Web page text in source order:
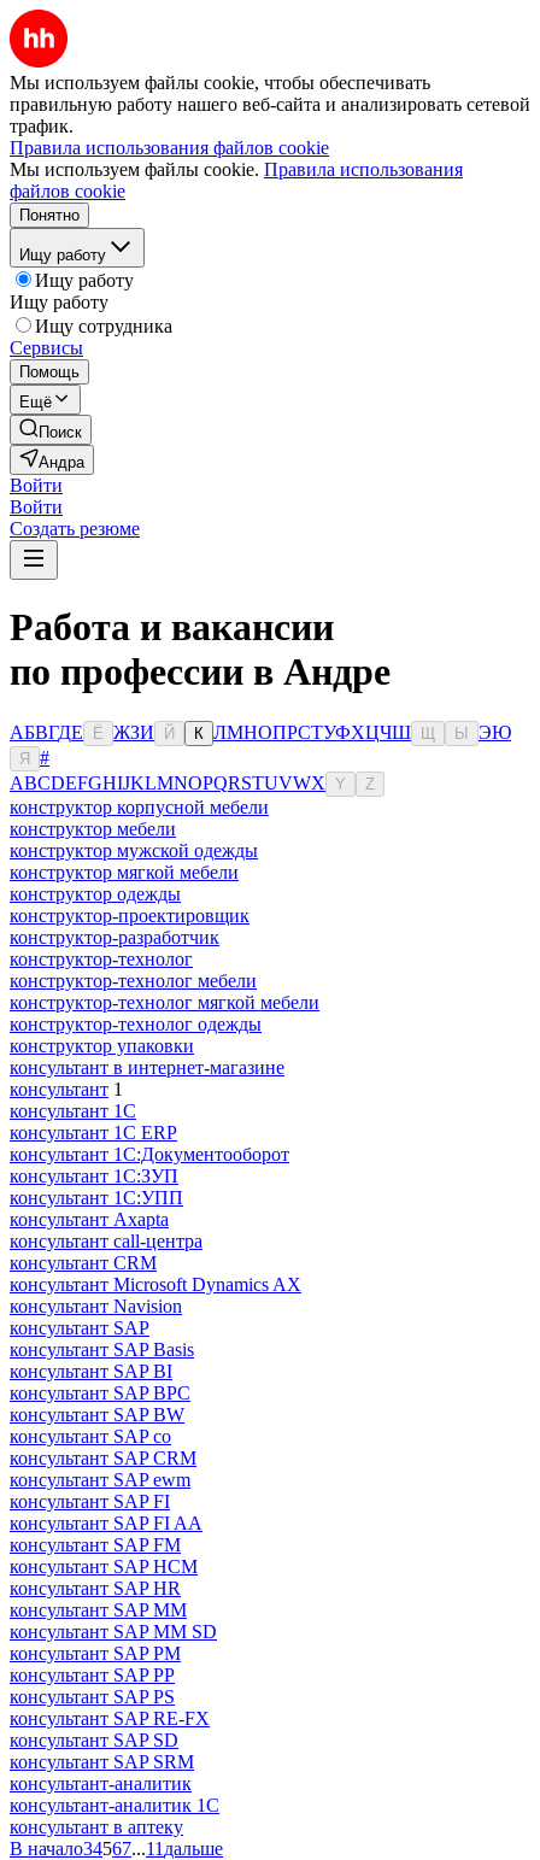
Мы используем файлы cookie, чтобы обеспечивать
правильную работу нашего веб-сайта и анализировать сетевой
трафик.
Правила использования файлов cookie
Мы используем файлы cookie. Правила использования
файлов cookie
Понятно
Ищу работу
Ищу работу
Ищу работу
Ищу сотрудника
Сервисы
Помощь
Ещё
Поиск
Андра
Войти
Войти
Создать резюме
Работа и вакансии
по профессии в Андре
АБВГДЕ Ё ЖЗИ Й К ЛМНОПРСТУФХЦЧШ Ы ЭЮ
Я
#
ABCDEFGHIJKLMNOPQRSTUVWX Y Z
конструктор корпусной мебели
конструктор мебели
конструктор мужской одежды
конструктор мягкой мебели
конструктор одежды
конструктор-проектировщик
конструктор-разработчик
конструктор-технолог
конструктор-технолог мебели
конструктор-технолог мягкой мебели
конструктор-технолог одежды
конструктор упаковки
консультaнт в интернет-мaгазине
консультант 1
консультант 1С
консультант 1С ERP
консультант 1С:Документооборот
консультант 1С:ЗУП
консультант 1С:УПП
консультант Axapta
консультант call-центра
консультант CRM
консультант Microsoft Dynamics AX
консультант Navision
консультант SAP
консультант SAP Basis
консультант SAP BI
консультант SAP BPC
консультант SAP BW
консультант SAP co
консультант SAP CRM
консультант SAP ewm
консультант SAP FI
консультант SAP FI AA
консультант SAP FM
консультант SAP HCM
консультант SAP HR
консультант SAP MM
консультант SAP MM SD
консультант SAP PM
консультант SAP PP
консультант SAP PS
консультант SAP RE-FX
консультант SAP SD
консультант SAP SRM
консультант-аналитик
консультант-аналитик 1С
консультант в аптеку
В начало34567...11 дальше